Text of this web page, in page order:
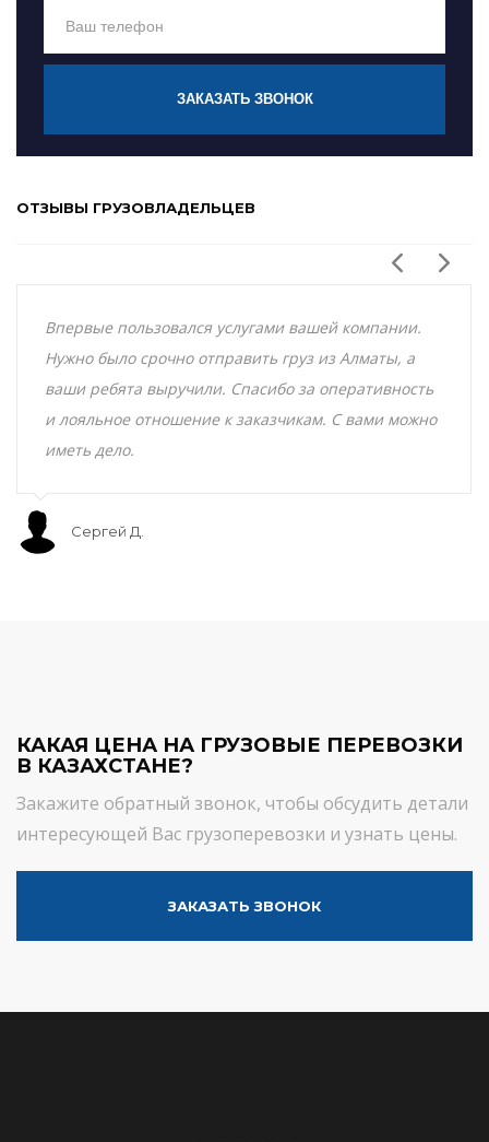
ЗАКАЗАТЬ ЗВОНОК
ОТЗЫВЫ ГРУЗОВЛАДЕЛЬЦЕВ
Впервые пользовался услугами вашей компании.
Нужно было срочно отправить груз из Алматы, а
ваши ребята выручили. Спасибо за оперативность
и лояльное отношение к заказчикам. С вами можно
иметь дело.
Сергей Д.
КАКАЯ ЦЕНА НА ГРУЗОВЫЕ ПЕРЕВОЗКИ
В КАЗАХСТАНЕ?
Закажите обратный звонок, чтобы обсудить детали
интересующей Вас грузоперевозки и узнать цены.
ЗАКАЗАТЬ ЗВОНОК